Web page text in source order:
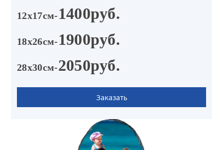
12х17см-1400руб.
18х26см-1900руб.
28х30см-2050руб.
Заказать